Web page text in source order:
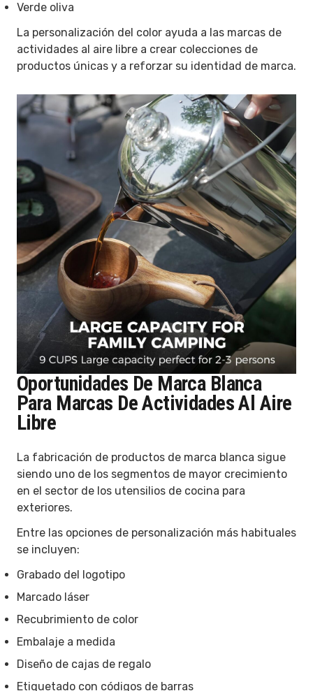
Verde oliva
La personalización del color ayuda a las marcas de
actividades al aire libre a crear colecciones de
productos únicas y a reforzar su identidad de marca.
Oportunidades De Marca Blanca
Para Marcas De Actividades Al Aire
Libre
La fabricación de productos de marca blanca sigue
siendo uno de los segmentos de mayor crecimiento
en el sector de los utensilios de cocina para
exteriores.
Entre las opciones de personalización más habituales
se incluyen:
Grabado del logotipo
Marcado láser
Recubrimiento de color
Embalaje a medida
Diseño de cajas de regalo
Etiquetado con códigos de barras